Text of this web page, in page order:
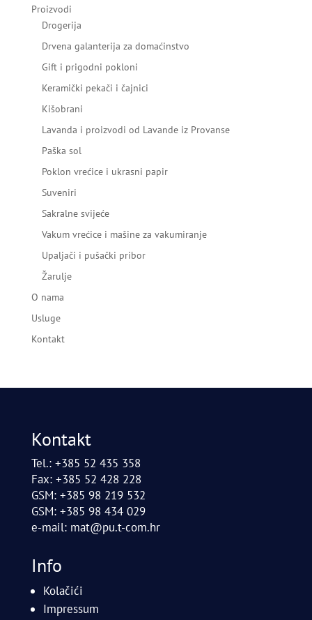
Proizvodi
Drogerija
Drvena galanterija za domaćinstvo
Gift i prigodni pokloni
Keramički pekači i čajnici
Kišobrani
Lavanda i proizvodi od Lavande iz Provanse
Paška sol
Poklon vrećice i ukrasni papir
Suveniri
Sakralne svijeće
Vakum vrećice i mašine za vakumiranje
Upaljači i pušački pribor
Žarulje
O nama
Usluge
Kontakt
Kontakt
Tel.: +385 52 435 358
Fax: +385 52 428 228
GSM: +385 98 219 532
GSM: +385 98 434 029
e-mail: mat@pu.t-com.hr
Info
Kolačići
Impressum